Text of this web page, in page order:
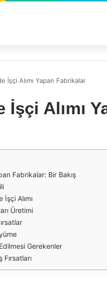
İşçi Alımı Yapan Fabrikalar
İşçi Alımı
Fabrikalar: Bir Bakış
Alımı
Üretimi
Gerekenler